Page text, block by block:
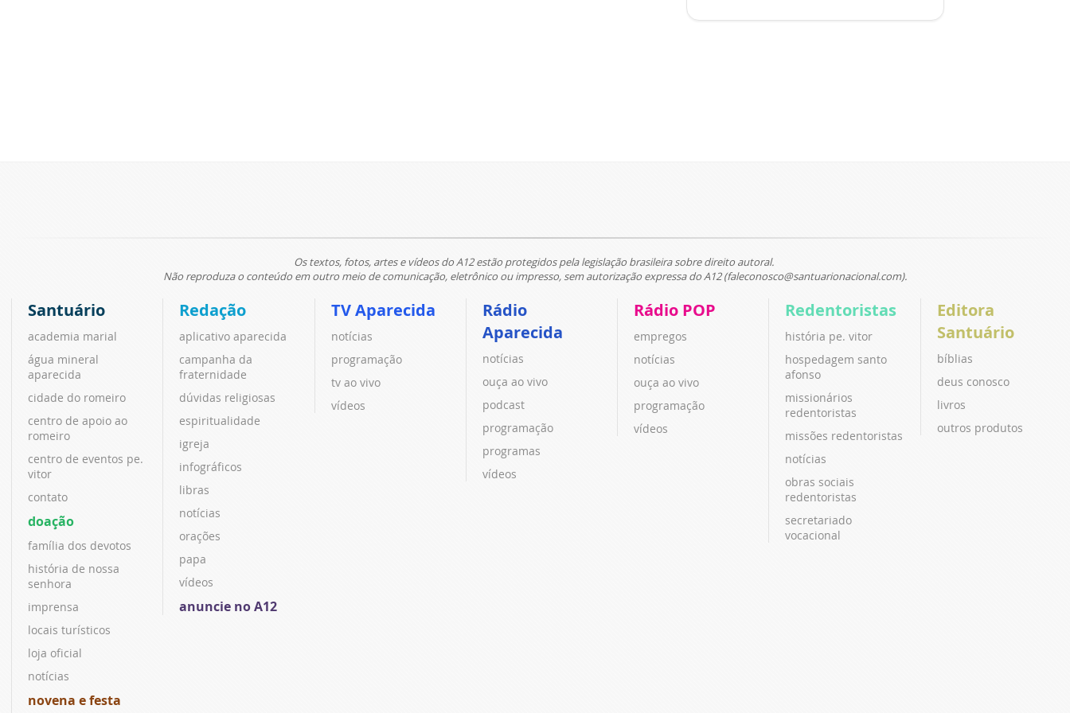
Os textos, fotos, artes e vídeos do A12 estão protegidos pela legislação brasileira sobre direito autoral.
Não reproduza o conteúdo em outro meio de comunicação, eletrônico ou impresso, sem autorização expressa do A12 (faleconosco@santuarionacional.com).
Santuário
academia marial
água mineral
aparecida
cidade do romeiro
centro de apoio ao
romeiro
centro de eventos pe.
vitor
contato
doação
família dos devotos
história de nossa
senhora
imprensa
locais turísticos
loja oficial
notícias
novena e festa
Redação
aplicativo aparecida
campanha da
fraternidade
dúvidas religiosas
espiritualidade
igreja
infográficos
libras
notícias
orações
papa
vídeos
anuncie no A12
TV Aparecida
notícias
programação
tv ao vivo
vídeos
Rádio
Aparecida
notícias
ouça ao vivo
podcast
programação
programas
vídeos
Rádio POP
empregos
notícias
ouça ao vivo
programação
vídeos
Redentoristas
história pe. vitor
hospedagem santo
afonso
missionários
redentoristas
missões redentoristas
notícias
obras sociais
redentoristas
secretariado
vocacional
Editora
Santuário
bíblias
deus conosco
livros
outros produtos